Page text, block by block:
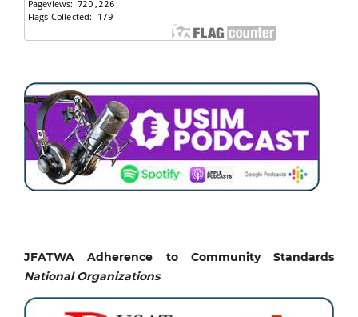
JFATWA Adherence to Community Standards
National Organizations